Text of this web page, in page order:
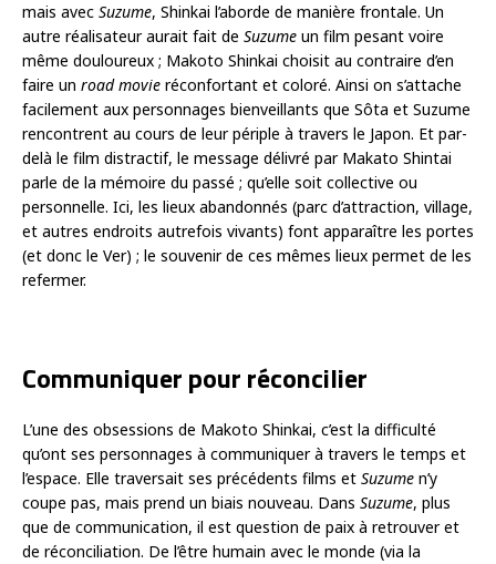
mais avec Suzume, Shinkai l’aborde de manière frontale. Un
autre réalisateur aurait fait de Suzume un film pesant voire
même douloureux ; Makoto Shinkai choisit au contraire d’en
faire un road movie réconfortant et coloré. Ainsi on s’attache
facilement aux personnages bienveillants que Sôta et Suzume
rencontrent au cours de leur périple à travers le Japon. Et par-
delà le film distractif, le message délivré par Makato Shintai
parle de la mémoire du passé ; qu’elle soit collective ou
personnelle. Ici, les lieux abandonnés (parc d’attraction, village,
et autres endroits autrefois vivants) font apparaître les portes
(et donc le Ver) ; le souvenir de ces mêmes lieux permet de les
refermer.
Communiquer pour réconcilier
L’une des obsessions de Makoto Shinkai, c’est la difficulté
qu’ont ses personnages à communiquer à travers le temps et
l’espace. Elle traversait ses précédents films et Suzume n’y
coupe pas, mais prend un biais nouveau. Dans Suzume, plus
que de communication, il est question de paix à retrouver et
de réconciliation. De l’être humain avec le monde (via la